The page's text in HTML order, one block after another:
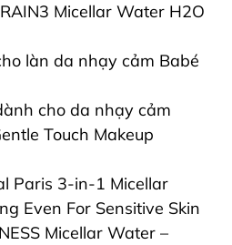
Micellar Water H2O
làn da nhạy cảm Babé
cho da nhạy cảm
Touch Makeup
Paris 3-in-1 Micellar
Even For Sensitive Skin
Micellar Water –